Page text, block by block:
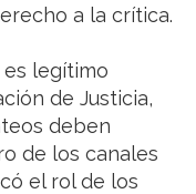
a la crítica.
es legítimo
de Justicia,
deben
de los canales
el rol de los